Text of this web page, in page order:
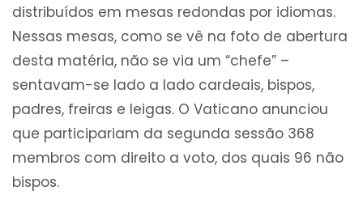
distribuídos em mesas redondas por idiomas.
Nessas mesas, como se vê na foto de abertura
desta matéria, não se via um “chefe” –
sentavam-se lado a lado cardeais, bispos,
padres, freiras e leigas. O Vaticano anunciou
que participariam da segunda sessão 368
membros com direito a voto, dos quais 96 não
bispos.